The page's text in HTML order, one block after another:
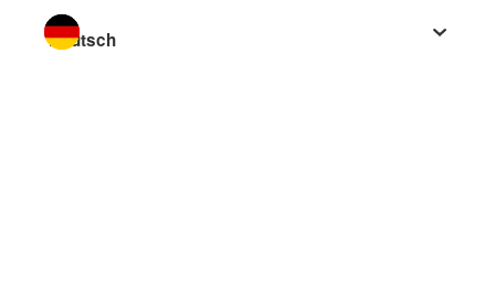
Sprache wechseln zu